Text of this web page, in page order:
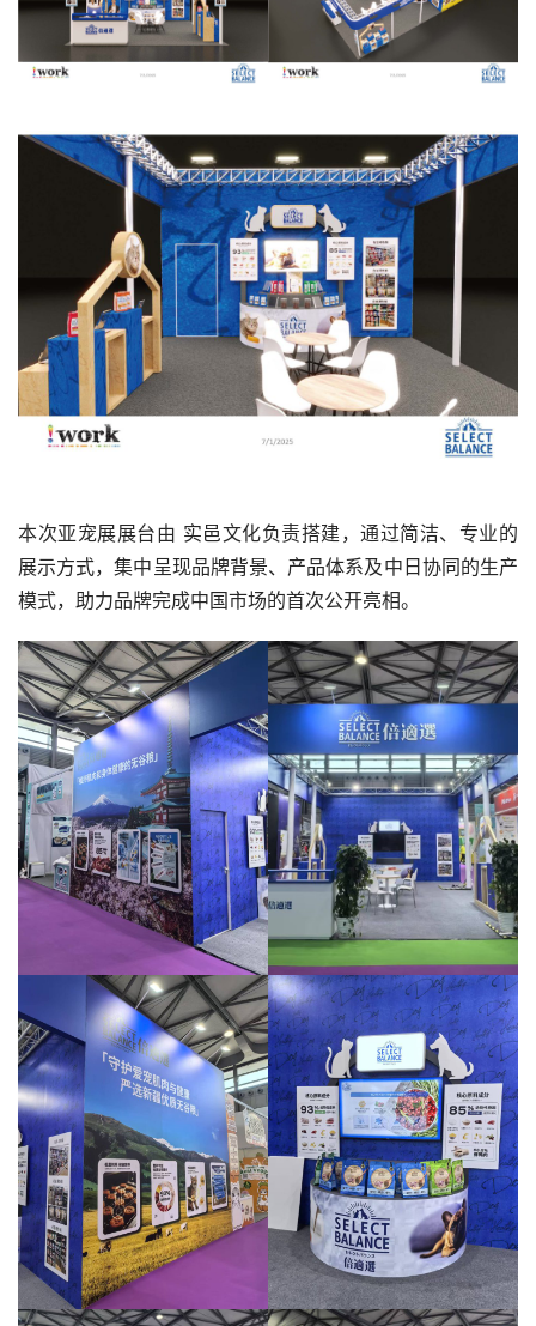
本次亚宠展展台由 实邑文化负责搭建，通过简洁、专业的
展示方式，集中呈现品牌背景、产品体系及中日协同的生产
模式，助力品牌完成中国市场的首次公开亮相。